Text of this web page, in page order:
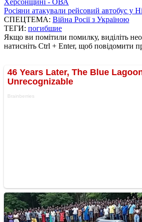
Росіяни атакували рейсовий автобус у
СПЕЦТЕМА: Війна Росії з Україною
ТЕГИ: погибшие
Якщо ви помітили помилку, виділіть
натисніть Ctrl + Enter, щоб повідомити